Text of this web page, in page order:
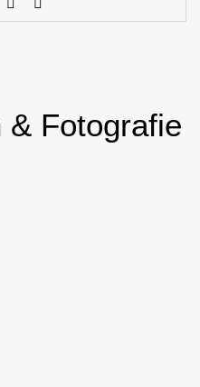
Fotografie